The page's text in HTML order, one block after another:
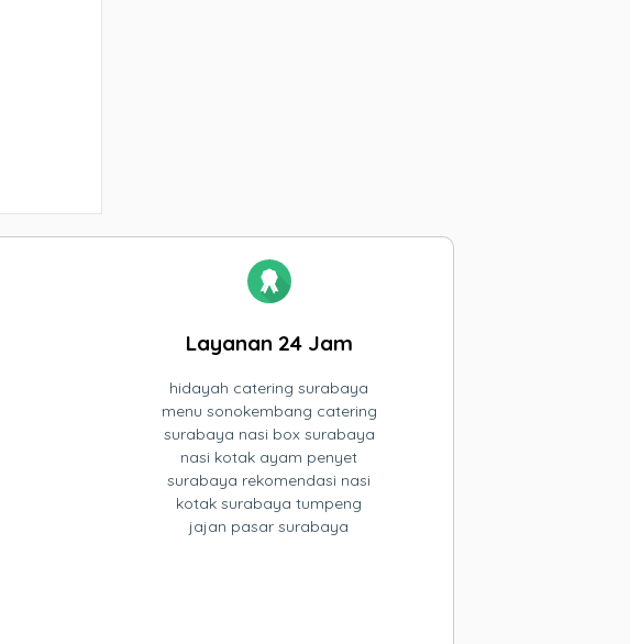
Layanan 24 Jam
hidayah catering surabaya
menu sonokembang catering
surabaya nasi box surabaya
nasi kotak ayam penyet
surabaya rekomendasi nasi
kotak surabaya tumpeng
jajan pasar surabaya